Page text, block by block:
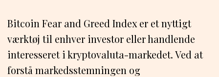
Bitcoin Fear and Greed Index er et nyttigt
værktøj til enhver investor eller handlende
interesseret i kryptovaluta-markedet. Ved at
forstå markedsstemningen og